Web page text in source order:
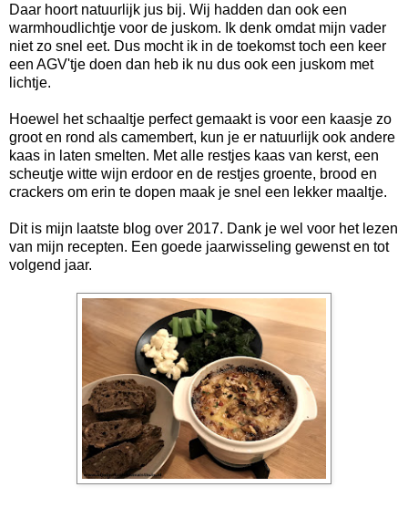
Daar hoort natuurlijk jus bij. Wij hadden dan ook een
warmhoudlichtje voor de juskom. Ik denk omdat mijn vader
niet zo snel eet. Dus mocht ik in de toekomst toch een keer
een AGV'tje doen dan heb ik nu dus ook een juskom met
lichtje.
Hoewel het schaaltje perfect gemaakt is voor een kaasje zo
groot en rond als camembert, kun je er natuurlijk ook andere
kaas in laten smelten. Met alle restjes kaas van kerst, een
scheutje witte wijn erdoor en de restjes groente, brood en
crackers om erin te dopen maak je snel een lekker maaltje.
Dit is mijn laatste blog over 2017. Dank je wel voor het lezen
van mijn recepten. Een goede jaarwisseling gewenst en tot
volgend jaar.